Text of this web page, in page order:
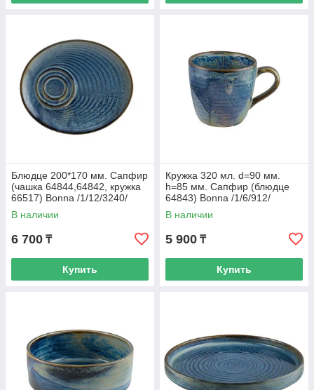
Блюдце 200*170 мм. Сапфир
(чашка 64844,64842, кружка
66517) Bonna /1/12/3240/
В наличии
6 700 ₸
Купить
Кружка 320 мл. d=90 мм.
h=85 мм. Сапфир (блюдце
64843) Bonna /1/6/912/
В наличии
5 900 ₸
Купить